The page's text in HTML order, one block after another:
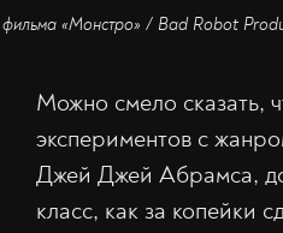
«Монстро» / Bad Robot
Можно смело сказать,
экспериментов с
Джей Джей Абрамса,
класс, как за копейки